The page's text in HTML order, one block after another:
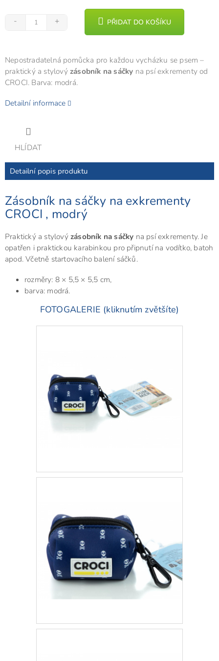
PŘIDAT DO KOŠÍKU
Nepostradatelná pomůcka pro každou vycházku se psem –
praktický a stylovýzásobník na sáčky na psí exkrementy od
CROCI. Barva: modrá.
Detailní informace
HLÍDAT
Detailní popis produktu
Zásobník na sáčky na exkrementy
CROCI , modrý
Praktický a stylovýzásobník na sáčky na psí exkrementy. Je
opatřen i praktickou karabinkou pro připnutí na vodítko, batoh
apod. Včetně startovacího balení sáčků.
rozměry: 8 × 5,5 × 5,5 cm,
barva: modrá.
FOTOGALERIE (kliknutím zvětšíte)